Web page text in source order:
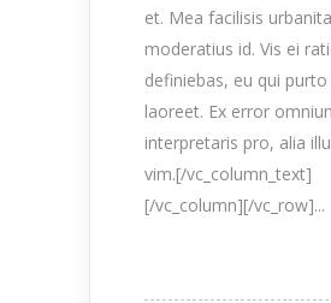
et. Mea facilisis
moderatius id. Vis ei
definiebas, eu qui purto
laoreet. Ex error
interpretaris pro, alia
vim.[/vc_column_text]
[/vc_column][/vc_row]...